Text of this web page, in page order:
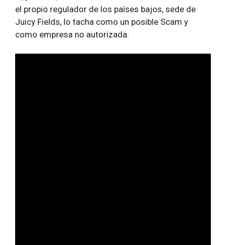
el propio regulador de los países bajos, sede de
Juicy Fields, lo tacha como un posible Scam y
como empresa no autorizada.